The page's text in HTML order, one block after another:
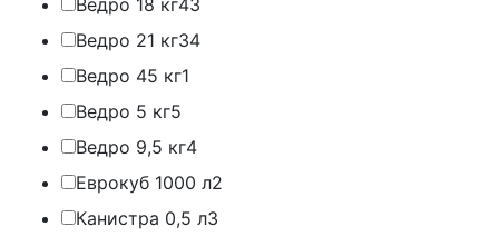
Ведро 18 кг43
Ведро 21 кг34
Ведро 45 кг1
Ведро 5 кг5
Ведро 9,5 кг4
Еврокуб 1000 л2
Канистра 0,5 л3